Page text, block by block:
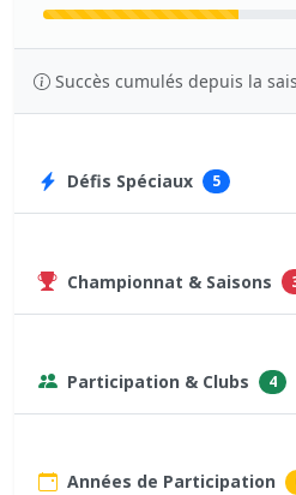
Succès cumulés depuis la
Défis Spéciaux 5
Championnat & Saisons
Participation & Clubs 4
Années de Participation